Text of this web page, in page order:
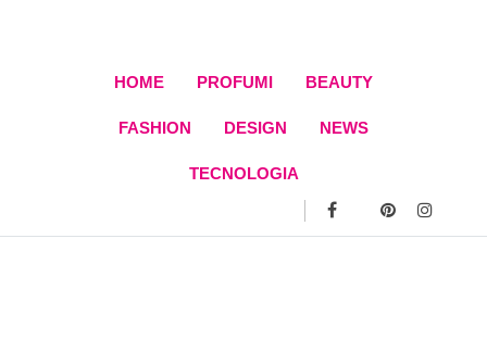
HOME PROFUMI BEAUTY
FASHION DESIGN NEWS
TECNOLOGIA